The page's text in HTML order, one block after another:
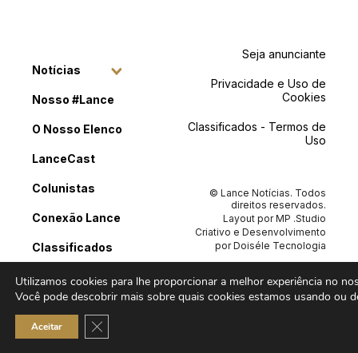
Notícias
Nosso #Lance
O Nosso Elenco
LanceCast
Colunistas
Conexão Lance
Classificados
Contato
Seja anunciante
Privacidade e Uso de
Cookies
Classificados - Termos de
Uso
© Lance Notícias. Todos
direitos reservados.
Layout porMP .Studio
Criativo e Desenvolvimento
porDoiséle Tecnologia
Utilizamos cookies para lhe proporcionar a melhor experiência no
Você pode descobrir mais sobre quais cookies estamos usando ou
Aceitar Close GDPR Cookie Banner